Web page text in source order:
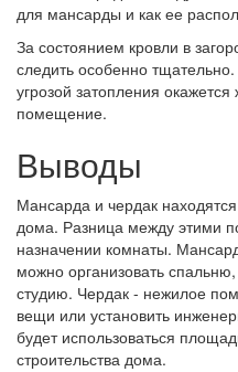
для мансарды и как ее
За состоянием кровли в
следить особенно
угрозой затопления
помещение.
Выводы
Мансарда и чердак
дома. Разница между этими
назначении комнаты.
можно организовать
студию. Чердак - нежилое
вещи или установить
будет использоваться
строительства дома.